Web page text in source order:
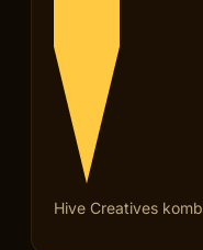
Hive Creatives